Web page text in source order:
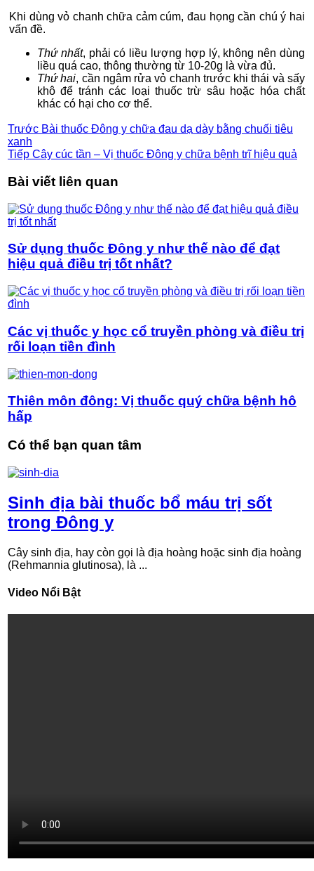
Khi dùng vỏ chanh chữa cảm cúm, đau họng cần chú ý hai
vấn đề.
Thứ nhất, phải có liều lượng hợp lý, không nên dùng
liều quá cao, thông thường từ 10-20g là vừa đủ.
Thứ hai, cần ngâm rửa vỏ chanh trước khi thái và sấy
khô để tránh các loại thuốc trừ sâu hoặc hóa chất
khác có hại cho cơ thể.
Trước Bài thuốc Đông y chữa đau dạ dày bằng chuối tiêu
xanh
Tiếp Cây cúc tần – Vị thuốc Đông y chữa bệnh trĩ hiệu quả
Bài viết liên quan
Sử dụng thuốc Đông y như thế nào để đạt
hiệu quả điều trị tốt nhất?
Các vị thuốc y học cổ truyền phòng và điều trị
rối loạn tiền đình
Thiên môn đông: Vị thuốc quý chữa bệnh hô
hấp
Có thể bạn quan tâm
Sinh địa bài thuốc bổ máu trị sốt
trong Đông y
Cây sinh địa, hay còn gọi là địa hoàng hoặc sinh địa hoàng
(Rehmannia glutinosa), là ...
Video Nổi Bật